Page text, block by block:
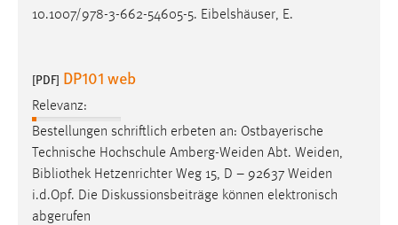
10.1007/978-3-662-54605-5. Eibelshäuser, E.
[PDF] DP101 web
Relevanz:
Bestellungen schriftlich erbeten an: Ostbayerische
Technische Hochschule Amberg-Weiden Abt. Weiden,
Bibliothek Hetzenrichter Weg 15, D – 92637 Weiden
i.d.Opf. Die Diskussionsbeiträge können elektronisch
abgerufen